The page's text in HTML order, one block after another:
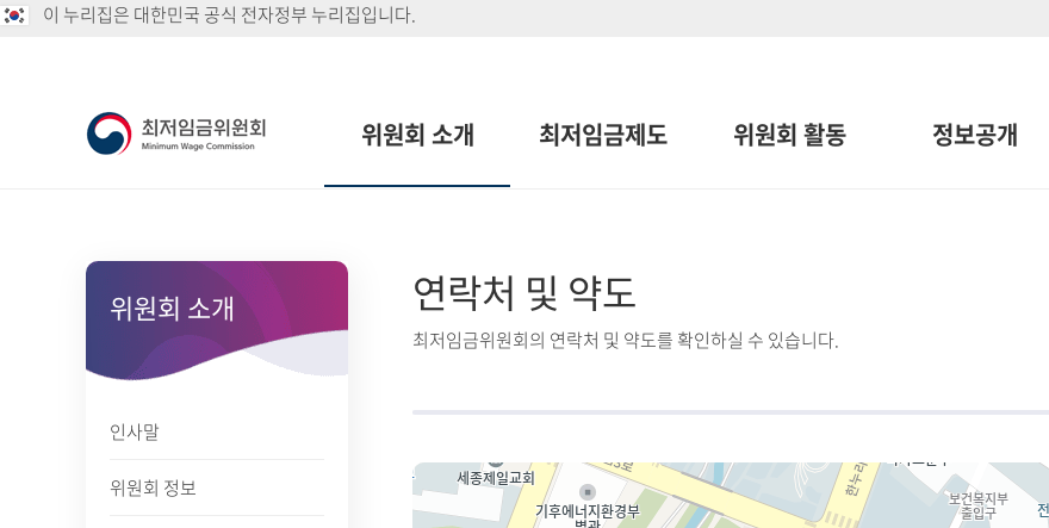
이 누리집은 대한민국 공식 전자정부 누리집입니다.
위원회 소개 최저임금제도 위원회 활동 정보공개
위원회 소개
인사말
위원회 정보
연락처 및 약도
최저임금위원회의 연락처 및 약도를 확인하실 수 있습니다.